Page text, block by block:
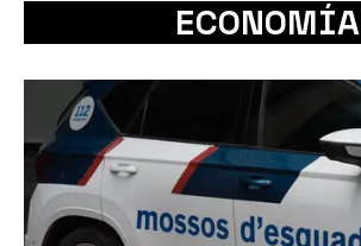
ECONOMÍA